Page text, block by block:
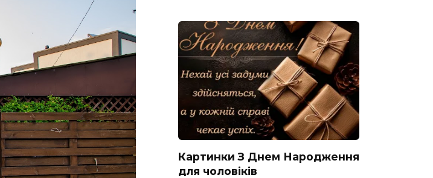
Картинки З Днем Народження
для чоловіків​